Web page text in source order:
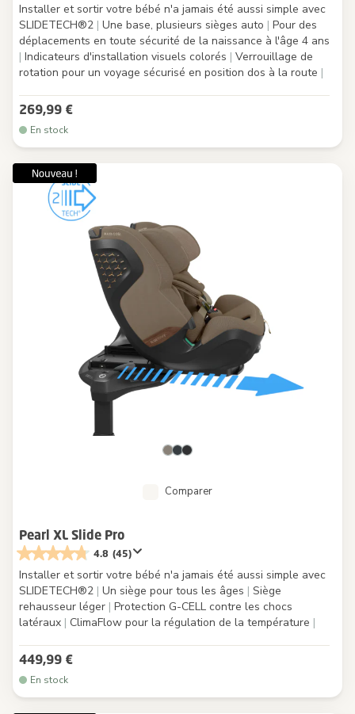
Installer et sortir votre bébé n'a jamais été aussi simple avec
SLIDETECH®2 | Une base, plusieurs sièges auto | Pour des
déplacements en toute sécurité de la naissance à l'âge 4 ans
| Indicateurs d'installation visuels colorés | Verrouillage de
rotation pour un voyage sécurisé en position dos à la route |
269,99 €
En stock
Comparer
Pearl XL Slide Pro
4.8 (45)
Installer et sortir votre bébé n'a jamais été aussi simple avec
SLIDETECH®2 | Un siège pour tous les âges | Siège
rehausseur léger | Protection G-CELL contre les chocs
latéraux | ClimaFlow pour la régulation de la température |
449,99 €
En stock